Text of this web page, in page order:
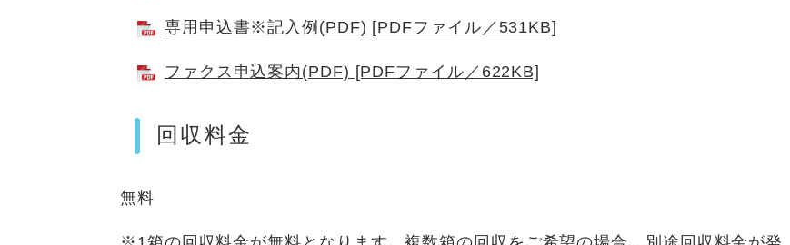
専用申込書※記入例(PDF) [PDFファイル／531KB]
ファクス申込案内(PDF) [PDFファイル／622KB]
回収料金
無料